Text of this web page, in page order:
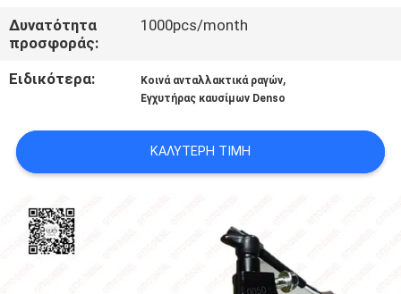
ΕΙΔΉΣΕΙΣ
ΥΠΟΘΈΣΕΙΣ
SITEMAP
POLICY
Δυνατότητα
προσφοράς:
1000pcs/month
Ειδικότερα: Κοινά ανταλλακτικά ραγών,
Εγχυτήρας καυσίμων Denso
ΚΑΛΎΤΕΡΗ ΤΙΜΉ